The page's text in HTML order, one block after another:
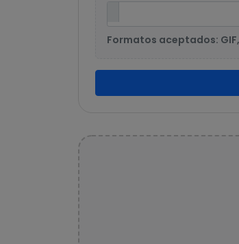
Formatos aceptados: GIF,